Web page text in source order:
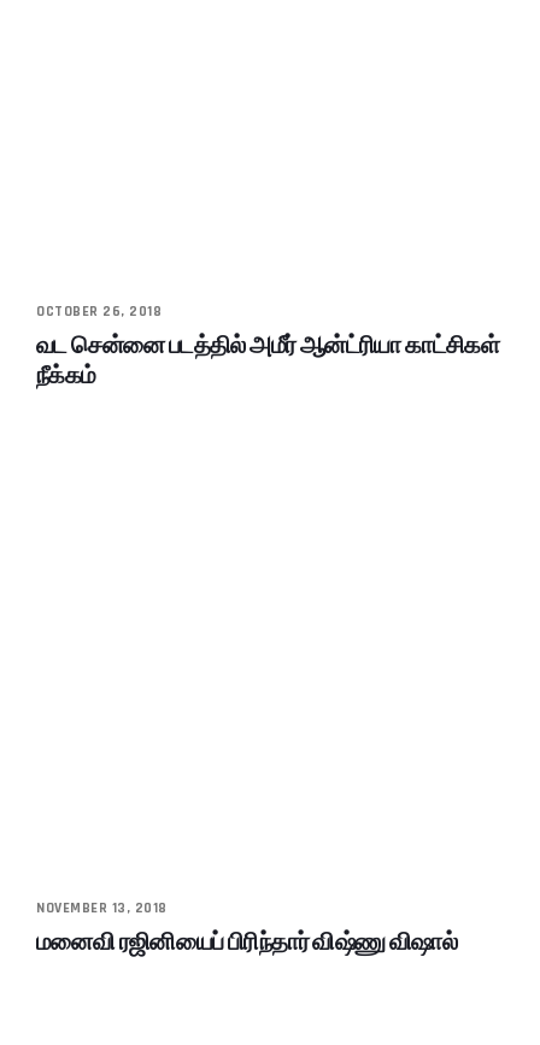
OCTOBER 26, 2018
வட சென்னை படத்தில் அமீர் ஆன்ட்ரியா காட்சிகள்
நீக்கம்
NOVEMBER 13, 2018
மனைவி ரஜினியைப் பிரிந்தார் விஷ்ணு விஷால்